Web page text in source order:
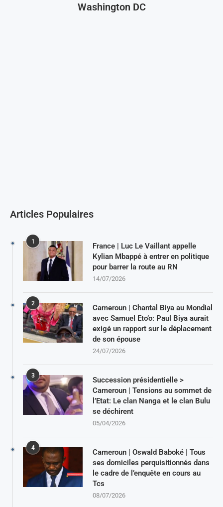
Washington DC
Articles Populaires
1
France | Luc Le Vaillant appelle
Kylian Mbappé à entrer en politique
pour barrer la route au RN
14/07/2026
2
Cameroun | Chantal Biya au Mondial
avec Samuel Eto’o: Paul Biya aurait
exigé un rapport sur le déplacement
de son épouse
24/07/2026
3
Succession présidentielle >
Cameroun | Tensions au sommet de
l’Etat: Le clan Nanga et le clan Bulu
se déchirent
05/04/2026
4
Cameroun | Oswald Baboké | Tous
ses domiciles perquisitionnés dans
le cadre de l’enquête en cours au
Tcs
08/07/2026